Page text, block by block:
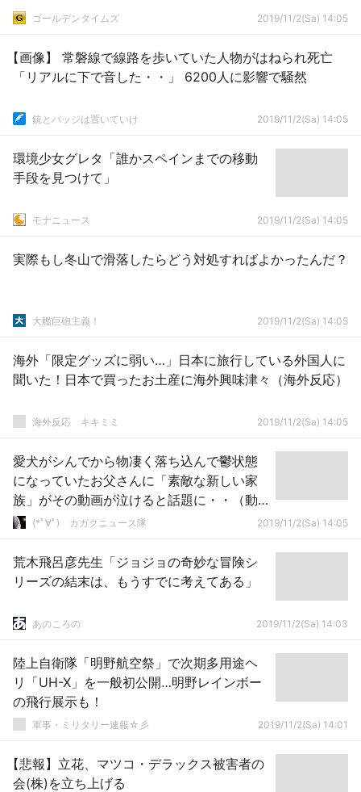
ゴールデンタイムズ 2019/11/2(Sa) 14:05
【画像】 常磐線で線路を歩いていた人物がはねられ死亡
「リアルに下で音した・・」 6200人に影響で騒然
銃とバッジは置いていけ 2019/11/2(Sa) 14:05
環境少女グレタ「誰かスペインまでの移動
手段を見つけて」
モナニュース 2019/11/2(Sa) 14:05
実際もし冬山で滑落したらどう対処すればよかったんだ？
大艦巨砲主義！ 2019/11/2(Sa) 14:05
海外「限定グッズに弱い…」日本に旅行している外国人に
聞いた！日本で買ったお土産に海外興味津々（海外反応）
­海外反応 キキミミ 2019/11/2(Sa) 14:05
愛犬がシんでから物凄く落ち込んで鬱状態
になっていたお父さんに「素敵な新しい家
族」がその動画が泣けると話題に・・（動
画あり）
(*ﾟ∀ﾟ)ゞカガクニュース隊 2019/11/2(Sa) 14:05
荒木飛呂彦先生「ジョジョの奇妙な冒険シ
リーズの結末は、もうすでに考えてある」
あのころの 2019/11/2(Sa) 14:03
陸上自衛隊「明野航空祭」で次期多用途ヘ
リ「UH-X」を一般初公開…明野レインボー
の飛行展示も！
軍事・ミリタリー速報☆彡 2019/11/2(Sa) 14:01
【悲報】立花、マツコ・デラックス被害者の
会(株)を立ち上げる